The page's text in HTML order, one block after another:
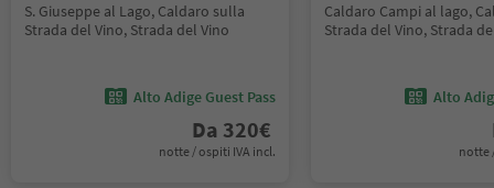
S. Giuseppe al Lago, Caldaro sulla
Strada del Vino, Strada del Vino
Alto Adige Guest Pass
Da 320€
notte / ospiti IVA incl.
Caldaro Campi al lago,
Strada del Vino, Strada
Alto
notte